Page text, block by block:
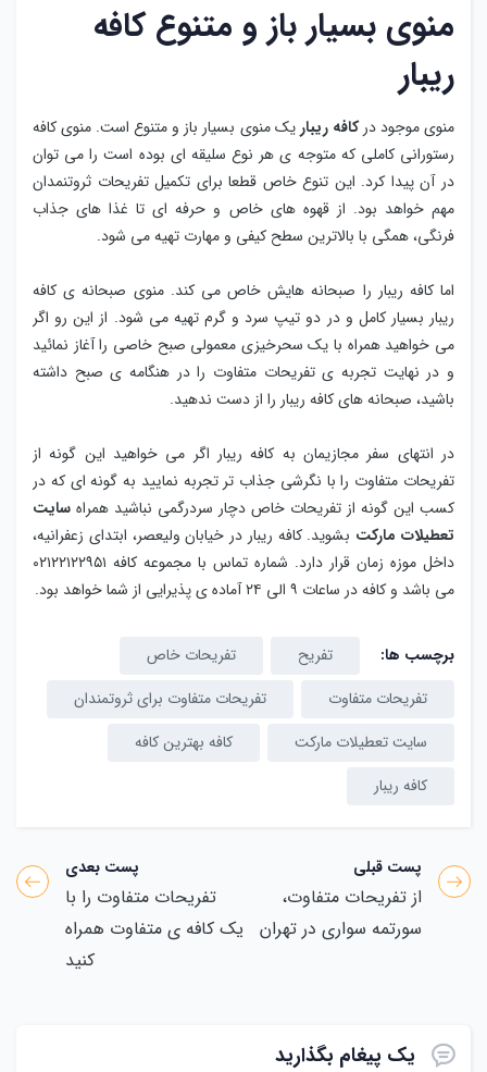
منوی بسیار باز و متنوع کافه
ریبار
منوی موجود درکافه ریبار یک منوی بسیار باز و متنوع است. منوی کافه
رستورانی کاملی که متوجه ی هر نوع سلیقه ای بوده است را می توان
در آن پیدا کرد. این تنوع خاص قطعا برای تکمیل تفریحات ثروتنمدان
مهم خواهد بود. از قهوه های خاص و حرفه ای تا غذا های جذاب
فرنگی، همگی با بالاترین سطح کیفی و مهارت تهیه می شود.
اما کافه ریبار را صبحانه هایش خاص می‌ کند. منوی صبحانه ی کافه
ریبار بسیار کامل و در دو تیپ سرد و گرم تهیه می شود. از این رو اگر
می خواهید همراه با یک سحرخیزی معمولی صبح خاصی را آغاز نمائید
و در نهایت تجربه ی تفریحات متفاوت را در هنگامه ی صبح داشته
باشید، صبحانه های کافه ریبار را از دست ندهید.
در انتهای سفر مجازیمان به کافه ریبار اگر می خواهید این گونه از
تفریحات متفاوت را با نگرشی جذاب تر تجربه نمایید به گونه ای که در
کسب این گونه از تفریحات خاص دچار سردرگمی نباشید همراه سایت
تعطیلات مارکت بشوید. کافه ریبار در خیابان ولیعصر، ابتدای زعفرانیه،
داخل موزه زمان قرار دارد. شماره تماس با مجموعه کافه ۰۲۱۲۲۱۲۲۹۵۱
می باشد و کافه در ساعات ۹ الی ۲۴ آماده ی پذیرایی از شما خواهد بود.
برچسب ها: تفریح
تفریحات خاص
تفریحات متفاوت
تفریحات متفاوت برای ثروتمندان
سایت تعطیلات مارکت
کافه بهترین کافه
کافه ریبار
پست قبلی
از تفریحات متفاوت،
سورتمه سواری در تهران
پست بعدی
تفریحات متفاوت را با
یک کافه ی متفاوت همراه
کنید
یک پیغام بگذارید